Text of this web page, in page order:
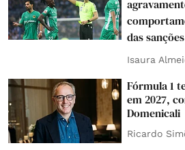
das
Isaura
Fórmula 1
em 2027,
Domenicali
Ricardo